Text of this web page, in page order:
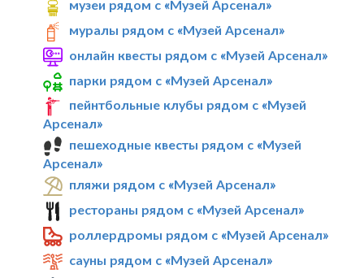
музеи рядом с «Музей Арсенал»
муралы рядом с «Музей Арсенал»
онлайн квесты рядом с «Музей Арсенал»
парки рядом с «Музей Арсенал»
пейнтбольные клубы рядом с «Музей
Арсенал»
пешеходные квесты рядом с «Музей
Арсенал»
пляжи рядом с «Музей Арсенал»
рестораны рядом с «Музей Арсенал»
роллердромы рядом с «Музей Арсенал»
сауны рядом с «Музей Арсенал»